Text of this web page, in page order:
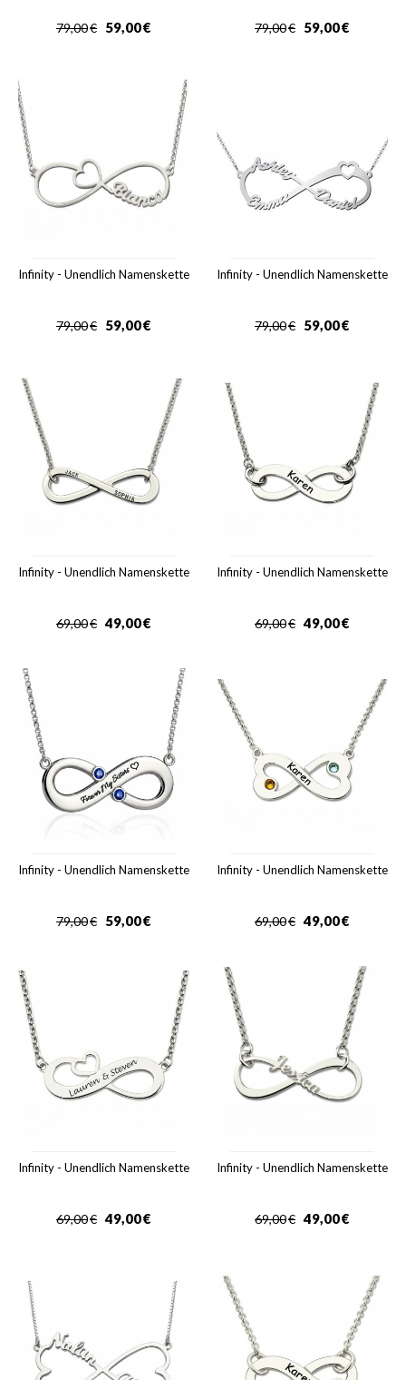
€
79,00 €
59,00 €
79,00 €
59,00
Infinity - Unendlich Namenskette
€
79,00 €
59,00
Infinity - Unendlich Namenskette
€
79,00 €
59,00
Infinity - Unendlich Namenskette
€
69,00 €
49,00
Infinity - Unendlich Namenskette
€
69,00 €
49,00
Infinity - Unendlich Namenskette
€
79,00 €
59,00
Infinity - Unendlich Namenskette
€
69,00 €
49,00
Infinity - Unendlich Namenskette
€
69,00 €
49,00
Infinity - Unendlich Namenskette
€
69,00 €
49,00